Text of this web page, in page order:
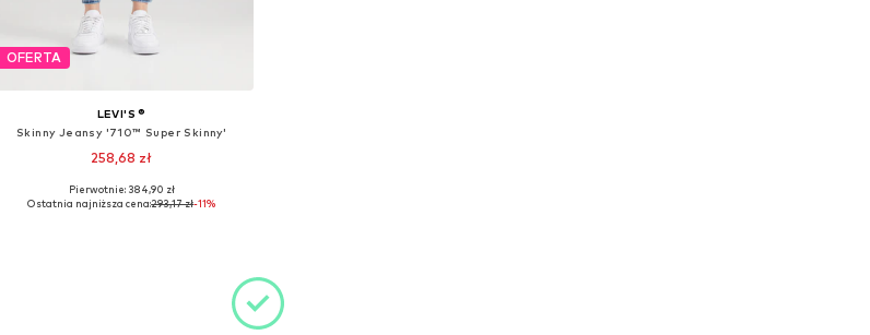
OFERTA
LEVI'S ®
Skinny Jeansy '710™ Super Skinny'
258,68 zł
+2
Pierwotnie: 384,90 zł
Ostatnia najniższa cena:293,17 zł-11%